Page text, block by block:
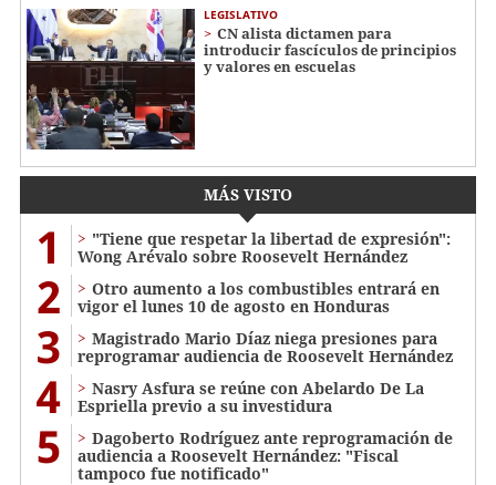
LEGISLATIVO
CN alista dictamen para
introducir fascículos de principios
y valores en escuelas
MÁS VISTO
1
"Tiene que respetar la libertad de expresión":
Wong Arévalo sobre Roosevelt Hernández
2
Otro aumento a los combustibles entrará en
vigor el lunes 10 de agosto en Honduras
3
Magistrado Mario Díaz niega presiones para
reprogramar audiencia de Roosevelt Hernández
4
Nasry Asfura se reúne con Abelardo De La
Espriella previo a su investidura
5
Dagoberto Rodríguez ante reprogramación de
audiencia a Roosevelt Hernández: "Fiscal
tampoco fue notificado"